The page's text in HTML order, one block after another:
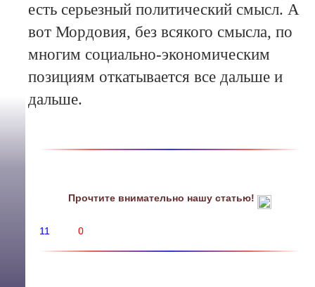
есть серьезный политический смысл. А
вот Мордовия, без всякого смысла, по
многим социально-экономическим
позициям откатывается все дальше и
дальше.
Прочтите внимательно нашу статью!
11 0